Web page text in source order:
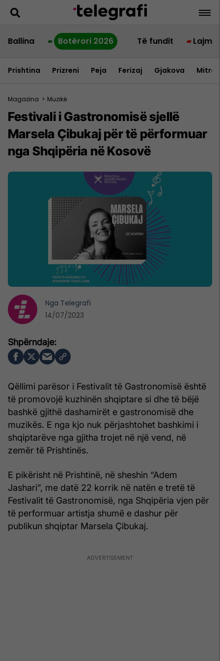
Ballina Botërori 2026 Të fundit Lajme
Prishtina Prizreni Peja Ferizaj Gjakova
Magazina > Muzikë
Festivali i Gastronomisë sjellë
Marsela Çibukaj për të përformuar
nga Shqipëria në Kosovë
Qëllimi parësor i Festivalit të Gastronomisë është
të promovojë kuzhinën shqiptare si dhe të bëjë
bashkë gjithë dashamirët e gastronomisë dhe
muzikës. E nga kjo nuk përjashtohet bashkimi i
shqiptarëve nga gjitha trojet në një vend, në
zemër të Prishtinës.
E pikërisht në Prishtinë, në sheshin “Adem
Jashari”, me datë 22 korrik në natën e tretë të
Festivalit të Gastronomisë, nga Shqipëria vjen për
të performuar artistja shumë e dashur për
publikun shqiptar Marsela Çibukaj.
Nga Telegrafi
14/07/2023